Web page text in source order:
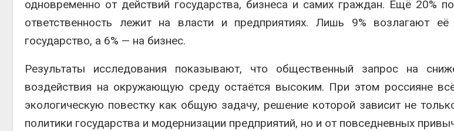
одновременно от действий государства, бизнеса и самих граждан. Ещё 20%
ответственность лежит на власти и предприятиях. Лишь 9% возлагают её
государство, а 6% — на бизнес.
Результаты исследования показывают, что общественный запрос на
воздействия на окружающую среду остаётся высоким. При этом россияне
экологическую повестку как общую задачу, решение которой зависит не
политики государства и модернизации предприятий, но и от повседневных